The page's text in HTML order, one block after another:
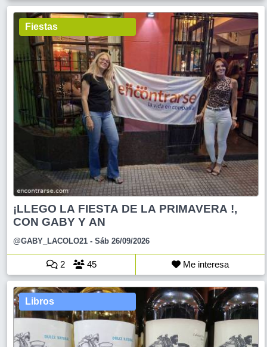
Fiestas
¡LLEGO LA FIESTA DE LA PRIMAVERA !,
CON GABY Y AN
@GABY_LACOLO21 - Sáb 26/09/2026
2 45 Me interesa
Libros